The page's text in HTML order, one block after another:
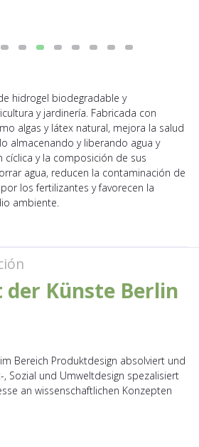
hidrogel biodegradable y
y jardinería. Fabricada con
algas y látex natural, mejora la salud
almacenando y liberando agua y
cíclica y la composición de sus
agua, reducen la contaminación de
los fertilizantes y favorecen la
ambiente.
Künste Berlin
Bereich Produktdesign absolviert und
Sozial und Umweltdesign spezalisiert
an wissenschaftlichen Konzepten